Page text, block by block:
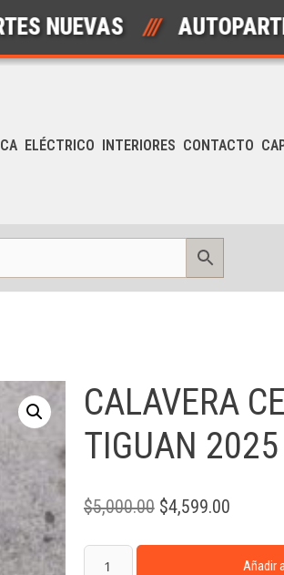
/// AUTOPARTES
ELÉCTRICO INTERIORES CONTACTO
CALAVERA
TIGUAN 2025
$5,000.00 $4,599.00
Añadir